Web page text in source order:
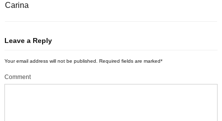
Carina
Leave a Reply
Your email address will not be published. Required fields are marked*
Comment